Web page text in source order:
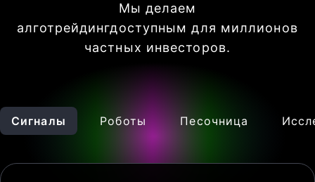
Мы делаем
алготрейдингдоступным для миллионов
частных инвесторов.
Сигналы Роботы Песочница